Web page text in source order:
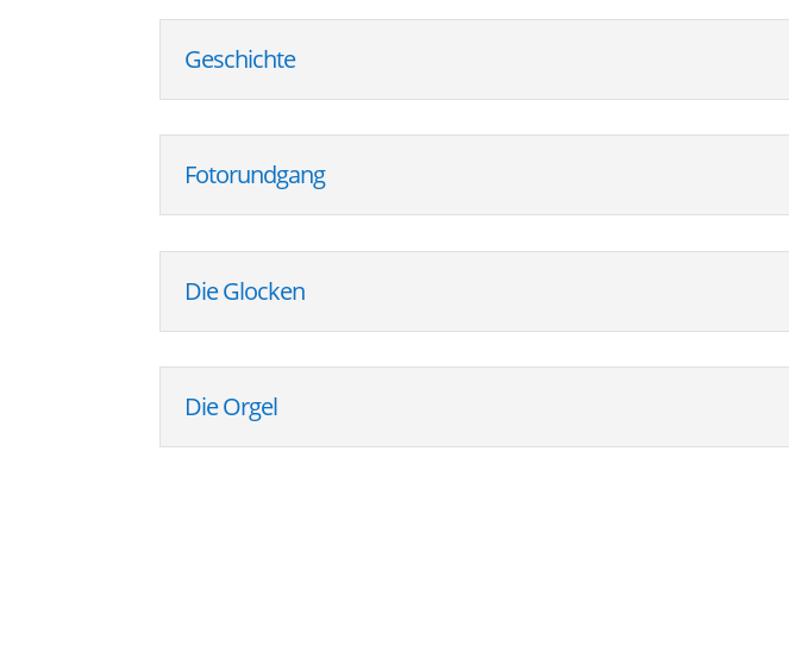
Geschich­te
Foto­rund­gang
Die Glo­cken
Die Orgel